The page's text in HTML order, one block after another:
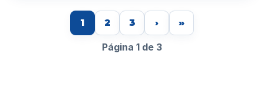
1 2 3 › »
Página 1 de 3